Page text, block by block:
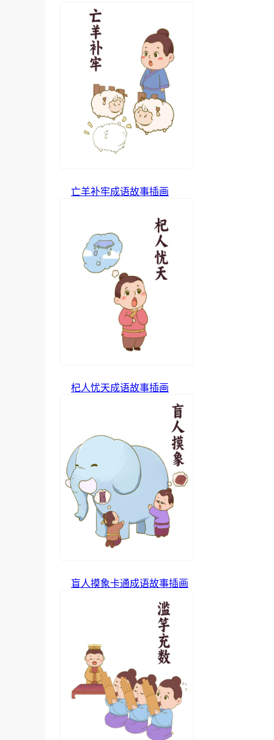
亡羊补牢成语故事插画
杞人忧天成语故事插画
盲人摸象卡通成语故事插画